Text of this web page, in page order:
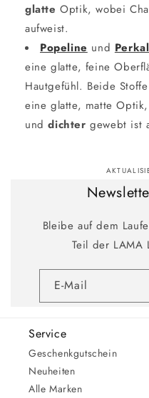
glatte Optik, wobei
aufweist.
Popeline und Perkal
eine glatte, feine
Hautgefühl. Beide
eine glatte, matte
unddichter gewebt ist
Bleibe auf dem
Teil der LAMA
E-Mail
Service
Geschenkgutschein
Neuheiten
Alle Marken